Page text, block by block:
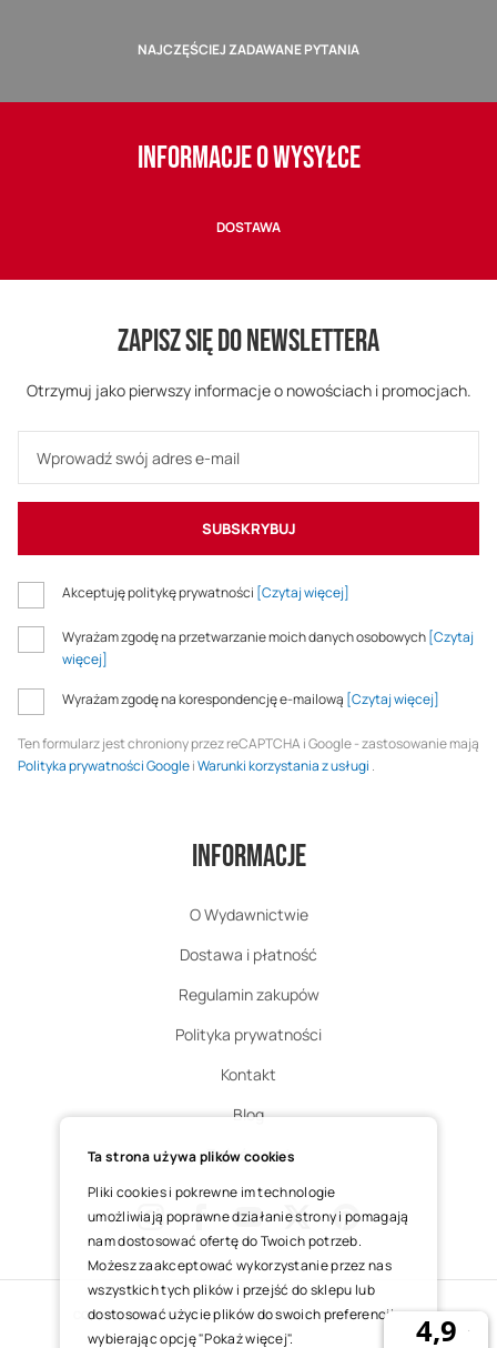
NAJCZĘŚCIEJ ZADAWANE PYTANIA
INFORMACJE O WYSYŁCE
DOSTAWA
ZAPISZ SIĘ DO NEWSLETTERA
Otrzymuj jako pierwszy informacje o nowościach i promocjach.
SUBSKRYBUJ
Akceptuję politykę prywatności [Czytaj więcej]
Wyrażam zgodę na przetwarzanie moich danych osobowych[Czytaj
więcej]
Wyrażam zgodę na korespondencję e-mailową [Czytaj więcej]
Ten formularz jest chroniony przez reCAPTCHA i Google - zastosowanie mają
Polityka prywatności GoogleiWarunki korzystania z usługi .
Informacje
O Wydawnictwie
Dostawa i płatność
Regulamin zakupów
Polityka prywatności
Kontakt
Blog
Zgłoś zwrot
InstagramFacebookYoutube
X Pinterest
COPYRIGHT © 2025 ŚWIĘTY WOJCIECH DOM MEDIALNY SP. Z O.O.
Ta strona używa plików cookies
Pliki cookies i pokrewne im technologie
umożliwiają poprawne działanie strony i pomagają
nam dostosować ofertę do Twoich potrzeb.
Możesz zaakceptować wykorzystanie przez nas
wszystkich tych plików i przejść do sklepu lub
dostosować użycie plików do swoich preferencji,
wybierając opcję "Pokaż więcej".